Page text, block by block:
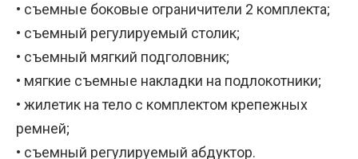
• съемные боковые ограничители 2 комплекта;
• съемный регулируемый столик;
• съемный мягкий подголовник;
• мягкие съемные накладки на подлокотники;
• жилетик на тело с комплектом крепежных
ремней;
• съемный регулируемый абдуктор.